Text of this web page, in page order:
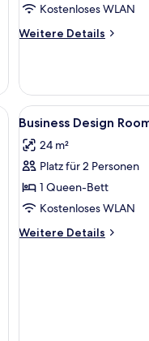
Kostenloses WLAN
Weitere Details
Weitere
Junior
Suite
Alle
Fotos
für
Business
Design
Room
anzeigen
10
Business Design
24 m²
Platz für 2 Personen
1 Queen-Bett
Kostenloses WLAN
Weitere Details
Weitere